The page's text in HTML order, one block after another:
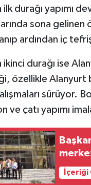
ilk durağı yapımı
sona
ardından iç
ikinci durağı ise
özellikle Alanyurt
sürüyor.
ve çatı yapımı